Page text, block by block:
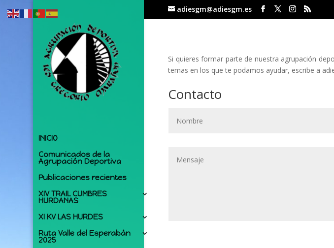
adiesgm@adiesgm.es
INICIO
Comunicados de la
Agrupación Deportiva
Publicaciones recientes
XIV TRAIL CUMBRES
HURDANAS
XI KV LAS HURDES
Ruta Valle del Esperabán
2025
Si quieres formar parte de nuestra agrupación
temas en los que te podamos ayudar, escribe a
Contacto